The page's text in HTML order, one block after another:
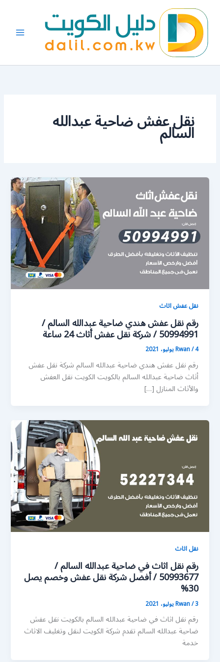
المحتوى
نقل عفش ضاحية عبدالله
السالم
نقل عفش اثاث
رقم نقل عفش هندي ضاحية عبدالله السالم /
50994991 / شركة نقل عفش أثاث 24 ساعة
Rwan/4 يوليو، 2021
رقم نقل عفش هندي ضاحية عبدالله السالم شركة نقل عفش
أثاث ضاحية عبدالله السالم بالكويت الكويت نقل العفش
والأثاث المنازل […]
نقل اثاث
رقم نقل اثاث في ضاحية عبدالله السالم /
50993677 / أفضل شركة نقل عفش وخصم يصل
30%
Rwan/3 يوليو، 2021
رقم نقل اثاث في ضاحية عبدالله السالم بالكويت نقل عفش
ضاحية عبدالله السالم تقدم شركة الكويت لنقل وتغليف الاثاث
خدمة